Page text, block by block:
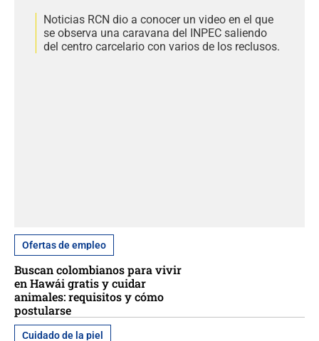
Noticias RCN dio a conocer un video en el que
se observa una caravana del INPEC saliendo
del centro carcelario con varios de los reclusos.
Ofertas de empleo
Buscan colombianos para vivir
en Hawái gratis y cuidar
animales: requisitos y cómo
postularse
Cuidado de la piel